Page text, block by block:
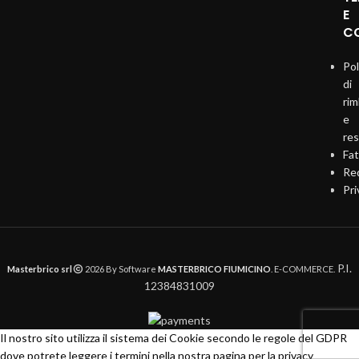
E
di
e
Masterbrico srl 2026 By Software MASTERBRICO FIUMICINO . E-COMMERCE. P.I.
12384831009
Il nostro sito utilizza il sistema dei Cookie secondo le regole del GDPR
dove potrete leggere i termini nella nostra pagina per la privacy